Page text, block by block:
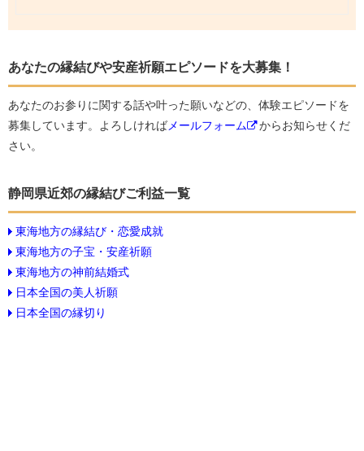
あなたの縁結びや安産祈願エピソードを大募集！
あなたのお参りに関する話や叶った願いなどの、体験エピソードを
募集しています。よろしければ メールフォーム
からお知らせくだ
さい。
静岡県近郊の縁結びご利益一覧
東海地方の縁結び・恋愛成就
東海地方の子宝・安産祈願
東海地方の神前結婚式
日本全国の美人祈願
日本全国の縁切り